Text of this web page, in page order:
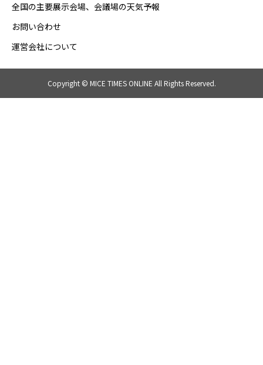
全国の主要展示会場、会議場の天気予報
お問い合わせ
運営会社について
Copyright © MICE TIMES ONLINE All Rights Reserved.